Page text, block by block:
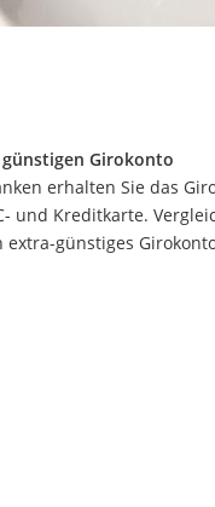
Girokonto
erhalten Sie das
und Kreditkarte.
günstiges